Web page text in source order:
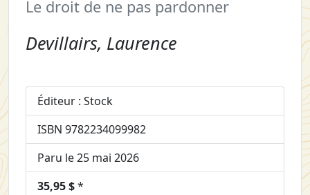
Le droit de ne pas pardonner
Devillairs, Laurence
Éditeur : Stock
ISBN 9782234099982
Paru le 25 mai 2026
35,95 $*